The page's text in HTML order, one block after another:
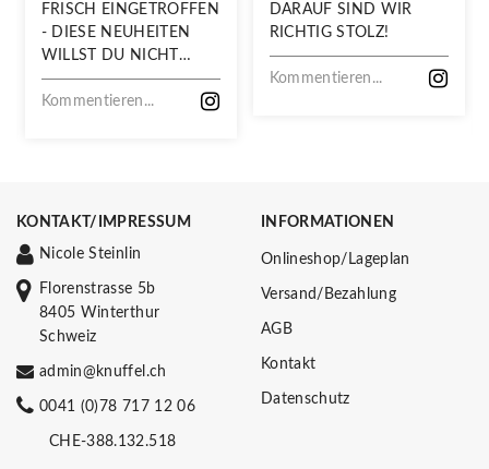
FRISCH EINGETROFFEN
- DIESE NEUHEITEN
WILLST DU NICHT
VERPASSEN!
Kommentieren...
DARAUF SIND WIR
RICHTIG STOLZ!
Kommentieren...
KONTAKT/IMPRESSUM
Nicole Steinlin
Florenstrasse 5b
8405 Winterthur
Schweiz
admin@knuffel.ch
0041 (0)78 717 12 06
CHE-388.132.518
INFORMATIONEN
Onlineshop/Lageplan
Versand/Bezahlung
AGB
Kontakt
Datenschutz